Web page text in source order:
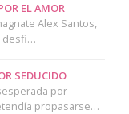
EL AMOR
Alex Santos,
desfi…
SEDUCIDO
por
propasarse…